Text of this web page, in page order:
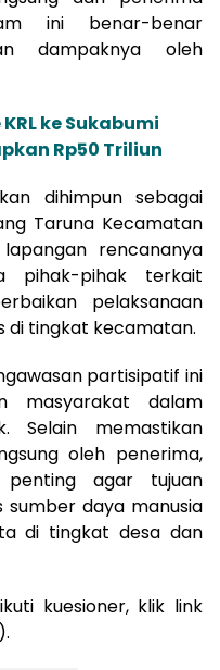
ini benar-benar
dampaknya oleh
ke Sukabumi
Rp50 Triliun
dihimpun sebagai
Taruna Kecamatan
rencananya
pihak-pihak terkait
pelaksanaan
di tingkat kecamatan.
partisipatif ini
masyarakat dalam
Selain memastikan
oleh penerima,
agar tujuan
sumber daya manusia
di tingkat desa dan
kuesioner, klik link
).